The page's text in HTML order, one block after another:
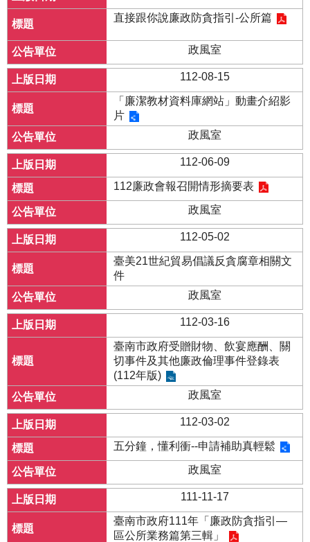
直接跟你說廉政防貪指引-公所篇
政風室
112-08-15
「廉潔教材資料庫網站」動畫介紹影
片
政風室
112-06-09
112廉政會報召開情形摘要表
政風室
112-05-02
臺美21世紀貿易倡議反貪腐章相關文
件
政風室
112-03-16
臺南市政府受贈財物、飲宴應酬、關
切事件及其他廉政倫理事件登錄表
(112年版)
政風室
112-03-02
五分鐘，懂利衝--申請補助真輕鬆
政風室
111-11-17
臺南市政府111年「廉政防貪指引—
區公所業務篇第三輯」